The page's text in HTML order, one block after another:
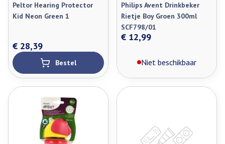
Peltor Hearing Protector
Kid Neon Green 1
€ 28,39
Bestel
Philips Avent Drinkbeker
Rietje Boy Groen 300ml
SCF798/01
€ 12,99
Niet beschikbaar